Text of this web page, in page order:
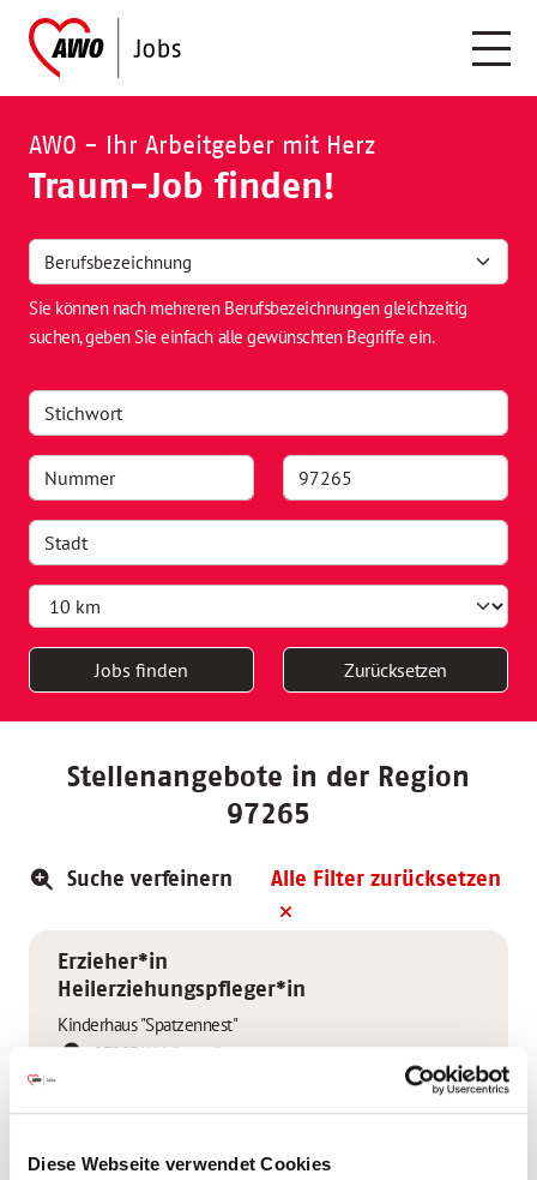
Diese Webseite verwendet Cookies
AWO - Ihr Arbeitgeber mit Herz
Traum-Job finden!
Sie können nach mehreren Berufsbezeichnungen gleichzeitig
suchen, geben Sie einfach alle gewünschten Begriffe ein.
Jobs finden Zurücksetzen
Stellenangebote in der Region
97265
Suche verfeinern Alle Filter zurücksetzen
Erzieher*in
Heilerziehungspfleger*in
Kinderhaus "Spatzennest"
97297 Waldbüttelbrunn